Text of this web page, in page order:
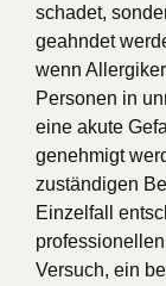
schadet,
geahndet
wenn
Personen in
eine akute
genehmigt
zuständigen
Einzelfall
Versuch, ein